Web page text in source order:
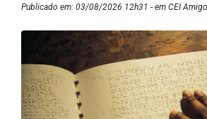
Publicado em: 03/08/2026 12h31 - em CEI